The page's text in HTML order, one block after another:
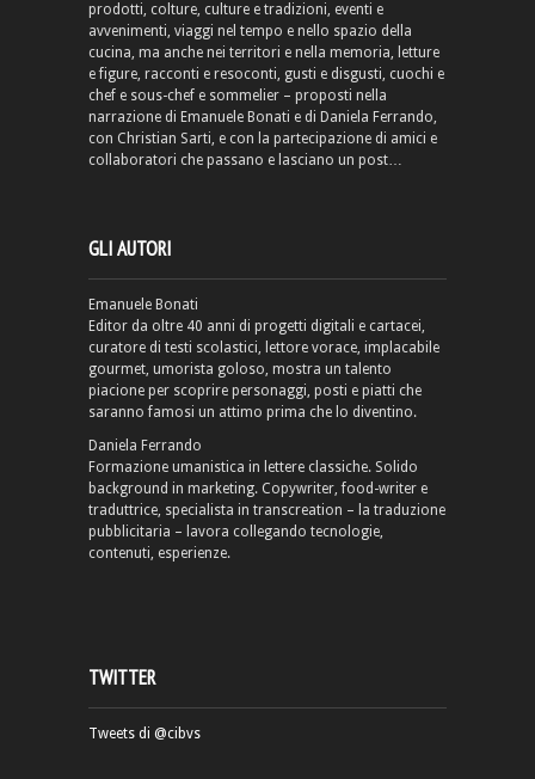
prodotti, colture, culture e tradizioni, eventi e
avvenimenti, viaggi nel tempo e nello spazio della
cucina, ma anche nei territori e nella memoria, letture
e figure, racconti e resoconti, gusti e disgusti, cuochi e
chef e sous-chef e sommelier – proposti nella
narrazione di Emanuele Bonati e di Daniela Ferrando,
con Christian Sarti, e con la partecipazione di amici e
collaboratori che passano e lasciano un post…
GLI AUTORI
Emanuele Bonati
Editor da oltre 40 anni di progetti digitali e cartacei,
curatore di testi scolastici, lettore vorace, implacabile
gourmet, umorista goloso, mostra un talento
piacione per scoprire personaggi, posti e piatti che
saranno famosi un attimo prima che lo diventino.
Daniela Ferrando
Formazione umanistica in lettere classiche. Solido
background in marketing. Copywriter, food-writer e
traduttrice, specialista in transcreation – la traduzione
pubblicitaria – lavora collegando tecnologie,
contenuti, esperienze.
TWITTER
Tweets di @cibvs